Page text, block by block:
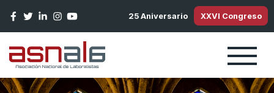
25 Aniversario XXVI Congreso